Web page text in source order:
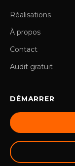
Réalisations
À propos
Contact
Audit gratuit
DÉMARRER